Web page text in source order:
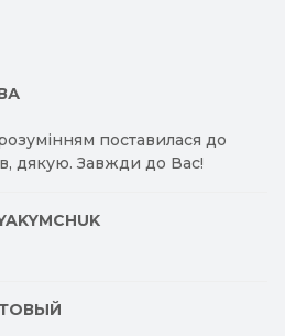
поставилася до
дякую. Завжди до Вас!